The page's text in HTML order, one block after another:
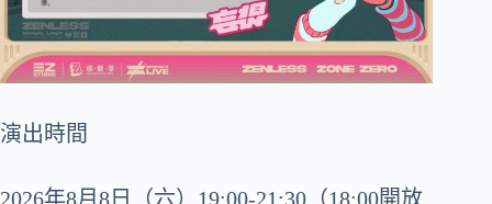
演出時間
2026年8月8日（六）19:00-21:30（18:00開放